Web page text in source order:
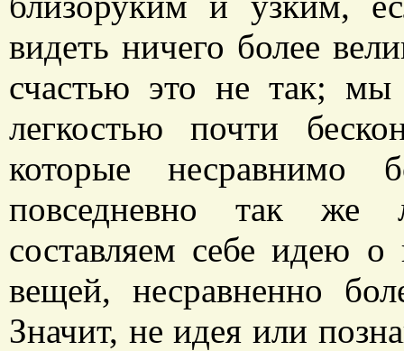
видеть ничего более
счастью это не так;
легкостью почти
которые
повседневно так же
составляем себе идею о
вещей, несравненно
Значит, не идея или